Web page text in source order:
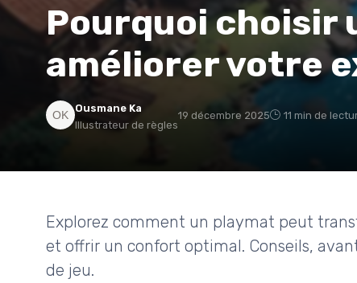
Pourquoi choisir
améliorer votre
Ousmane Ka
Illustrateur de règles
19 décembre 2025 11 min de
Explorez comment un playmat peut
et offrir un confort optimal. Conseils,
de jeu.